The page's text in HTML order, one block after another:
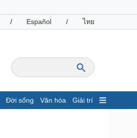
/ Español / ไทย
Đời sống Văn hóa Giải trí